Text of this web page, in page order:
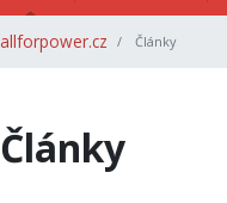
allforpower.cz Články
Články